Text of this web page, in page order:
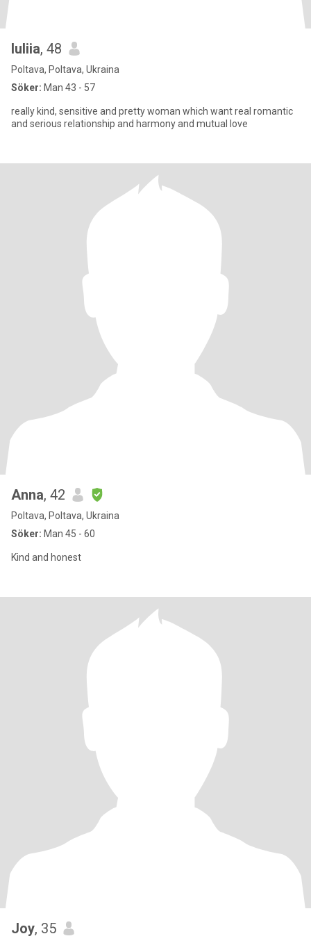
Iuliia, 48
Poltava, Poltava, Ukraina
Söker: Man 43 - 57
really kind, sensitive and pretty woman which want real romantic
and serious relationship and harmony and mutual love
Anna, 42
Poltava, Poltava, Ukraina
Söker: Man 45 - 60
Kind and honest
Joy, 35